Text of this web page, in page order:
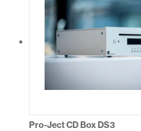
Pro-Ject CD Box DS3